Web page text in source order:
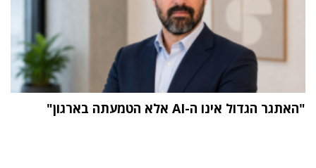
"האתגר הגדול אינו ה-AI אלא הטמעתה בארגון"